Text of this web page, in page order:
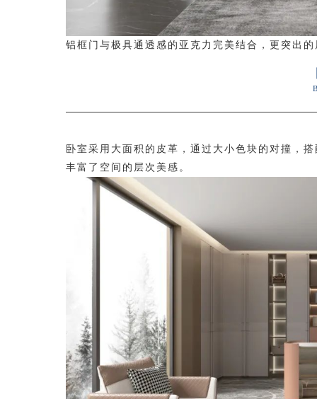
铝框门与极具通透感的亚克力完美结合，更突出
卧室采用大面积的皮革，通过大小色块的对撞，
丰富了空间的层次美感。